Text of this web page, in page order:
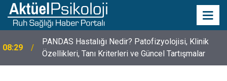
08:29
PANDAS Hastalığı Nedir? Patofizyolojisi, Klinik
Özellikleri, Tanı Kriterleri ve Güncel Tartışmalar
10 Mayıs Psikologlar Günü Nasıl Ortaya Çıktı? 10
Mayıs Tarihinin Hikayesi